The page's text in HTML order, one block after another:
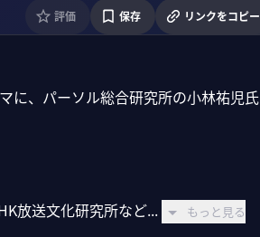
評価 保存 リンクをコピー
に、パーソル総合研究所の小林祐児氏
放送文化研究所など...
もっと見る